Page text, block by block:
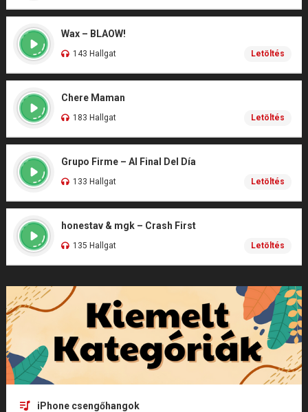
Wax – BLAOW!
143 Hallgat Letöltés
Chere Maman
183 Hallgat Letöltés
Grupo Firme – Al Final Del Día
133 Hallgat Letöltés
honestav & mgk – Crash First
135 Hallgat Letöltés
iPhone csengőhangok